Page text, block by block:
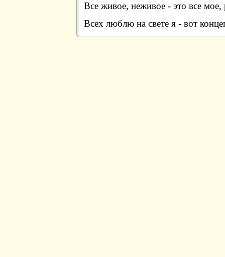
Все живое, неживое - это все мое,
Всех люблю на свете я - вот